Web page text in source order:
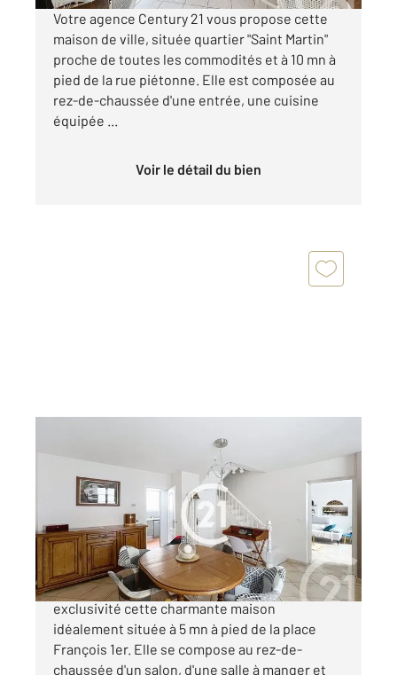
Votre agence Century 21 vous propose cette
maison de ville, située quartier "Saint Martin"
proche de toutes les commodités et à 10 mn à
pied de la rue piétonne. Elle est composée au
rez-de-chaussée d'une entrée, une cuisine
équipée ...
Voir le détail du bien
Ref : 1592
Maison à vendre
217 710 €
Votre agence Century 21 vous propose en
exclusivité cette charmante maison
idéalement située à 5 mn à pied de la place
François 1er. Elle se compose au rez-de-
chaussée d'un salon, d'une salle à manger et